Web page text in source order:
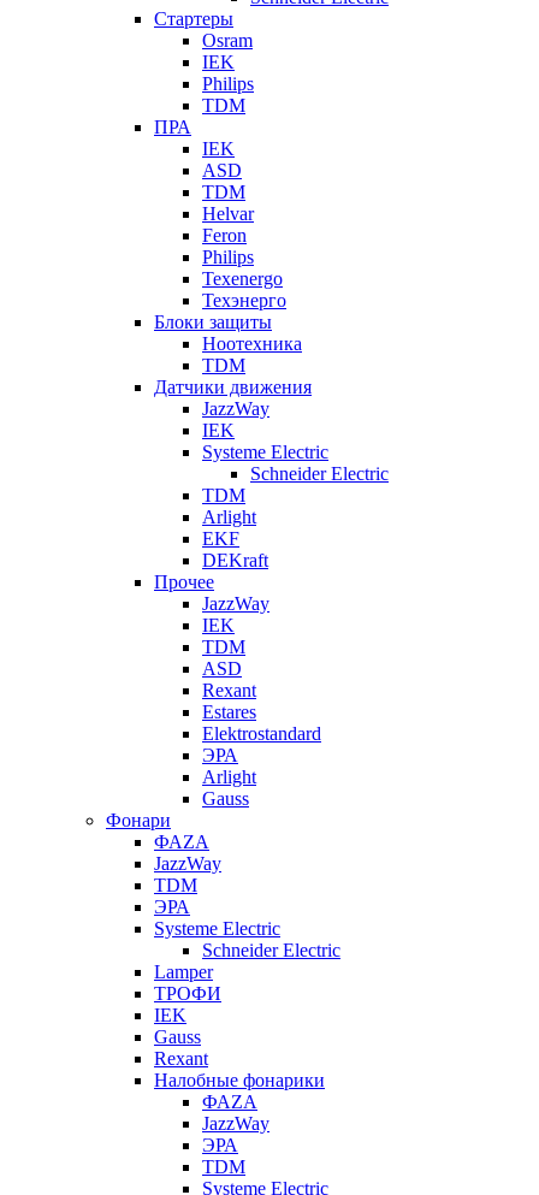
Стартеры
Osram
IEK
Philips
TDM
ПРА
IEK
ASD
TDM
Helvar
Feron
Philips
Texenergo
Техэнерго
Блоки защиты
Ноотехника
TDM
Датчики движения
JazzWay
IEK
Systeme Electric
Schneider Electric
TDM
Arlight
EKF
DEKraft
Прочее
JazzWay
IEK
TDM
ASD
Rexant
Estares
Elektrostandard
ЭРА
Arlight
Gauss
Фонари
ФАZА
JazzWay
TDM
ЭРА
Systeme Electric
Schneider Electric
Lamper
ТРОФИ
IEK
Gauss
Rexant
Налобные фонарики
ФАZА
JazzWay
ЭРА
TDM
Systeme Electric